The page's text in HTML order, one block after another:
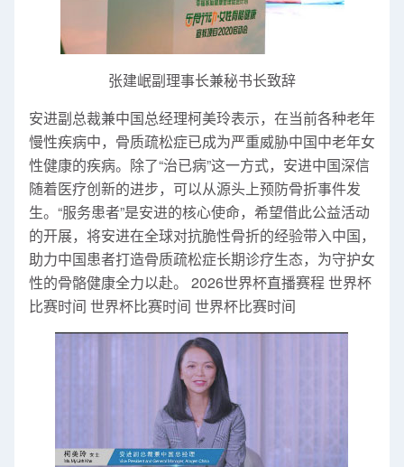
张建岷副理事长兼秘书长致辞
安进副总裁兼中国总经理柯美玲表示，在当前各种老年
慢性疾病中，骨质疏松症已成为严重威胁中国中老年女
性健康的疾病。除了“治已病”这一方式，安进中国深信
随着医疗创新的进步，可以从源头上预防骨折事件发
生。“服务患者”是安进的核心使命，希望借此公益活动
的开展，将安进在全球对抗脆性骨折的经验带入中国，
助力中国患者打造骨质疏松症长期诊疗生态，为守护女
性的骨骼健康全力以赴。 2026世界杯直播赛程 世界杯
比赛时间 世界杯比赛时间 世界杯比赛时间